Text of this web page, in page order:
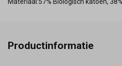
Productinformatie